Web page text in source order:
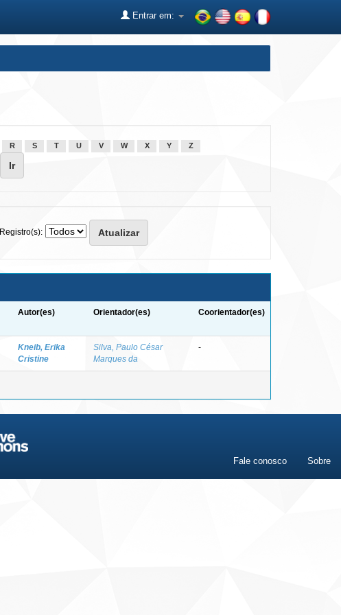
Entrar em:
R S T U V W X Y Z
Registro(s):
Autor(es) Orientador(es) Coorientador(es)
Kneib, Erika
Cristine
Silva, Paulo César
Marques da
-
Fale conosco Sobre